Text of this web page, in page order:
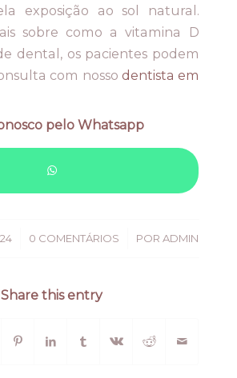
exposição ao sol natural.
sobre como a vitamina D
dental, os pacientes podem
com nosso dentista em
pelo Whatsapp
0 COMENTÁRIOS
/ PORADMIN
Share this entry